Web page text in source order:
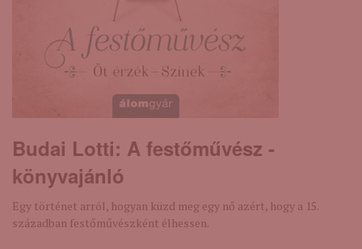
Budai Lotti: A ​festőművész -
könyvajánló
Egy történet arról, hogyan küzd meg egy nő azért, hogy a 15.
században festőművészként élhessen.